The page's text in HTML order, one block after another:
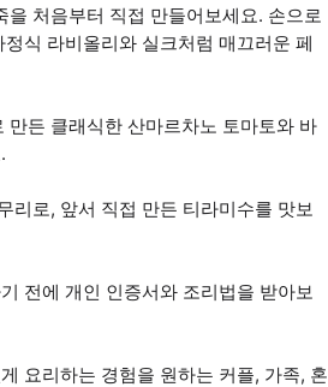
처음부터 직접 만들어보세요. 손으로
식 라비올리와 실크처럼 매끄러운 페
든 클래식한 산마르차노 토마토와 바
리로, 앞서 직접 만든 티라미수를 맛보
전에 개인 인증서와 조리법을 받아보
요리하는 경험을 원하는 커플, 가족, 혼